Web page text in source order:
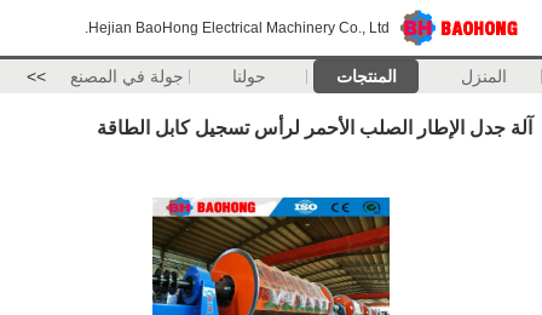
Hejian BaoHong Electrical Machinery Co., Ltd.
المنزل المنتجات حولنا جولة في المصنع >>
آلة جدل الإطار الصلب الأحمر لرأس تسجيل كابل الطاقة